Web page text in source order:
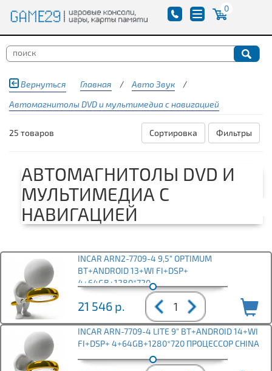
0
Вернуться Главная / Авто Звук
/
Автомагнитолы DVD и мультимедиа с навигацией
25 товаров Фильтры
Сортировка
АВТОМАГНИТОЛЫ DVD И
МУЛЬТИМЕДИА С
НАВИГАЦИЕЙ
INCAR ARN2-7709-4 9,5" OPTIMUM
BT+ANDROID 13+WI FI+DSP+
4+64GB+1280*720
21 546 р.
INCAR ARN-7709-4 LITE 9" BT+ANDROID 14+WI
FI+DSP+ 4+64GB+1280*720 ПРОЦЕССОР CHINA